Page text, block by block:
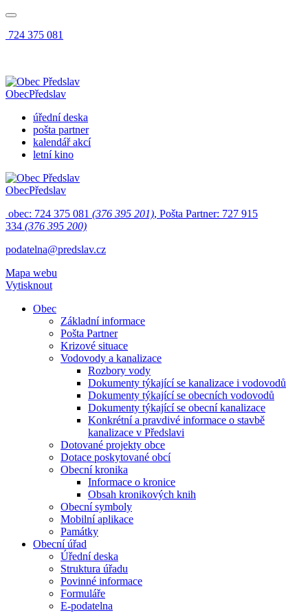
724 375 081
ObecPředslav
úřední deska
pošta partner
kalendář akcí
letní kino
ObecPředslav
obec: 724 375 081 (376 395 201), Pošta Partner: 727 915
334 (376 395 200)
podatelna@predslav.cz
Mapa webu
Vytisknout
Obec
Základní informace
Pošta Partner
Krizové situace
Vodovody a kanalizace
Rozbory vody
Dokumenty týkající se kanalizace i vodovodů
Dokumenty týkající se obecních vodovodů
Dokumenty týkající se obecní kanalizace
Konkrétní a pravdivé informace o stavbě
kanalizace v Předslavi
Dotované projekty obce
Dotace poskytované obcí
Obecní kronika
Informace o kronice
Obsah kronikových knih
Obecní symboly
Mobilní aplikace
Památky
Obecní úřad
Úřední deska
Struktura úřadu
Povinné informace
Formuláře
E-podatelna